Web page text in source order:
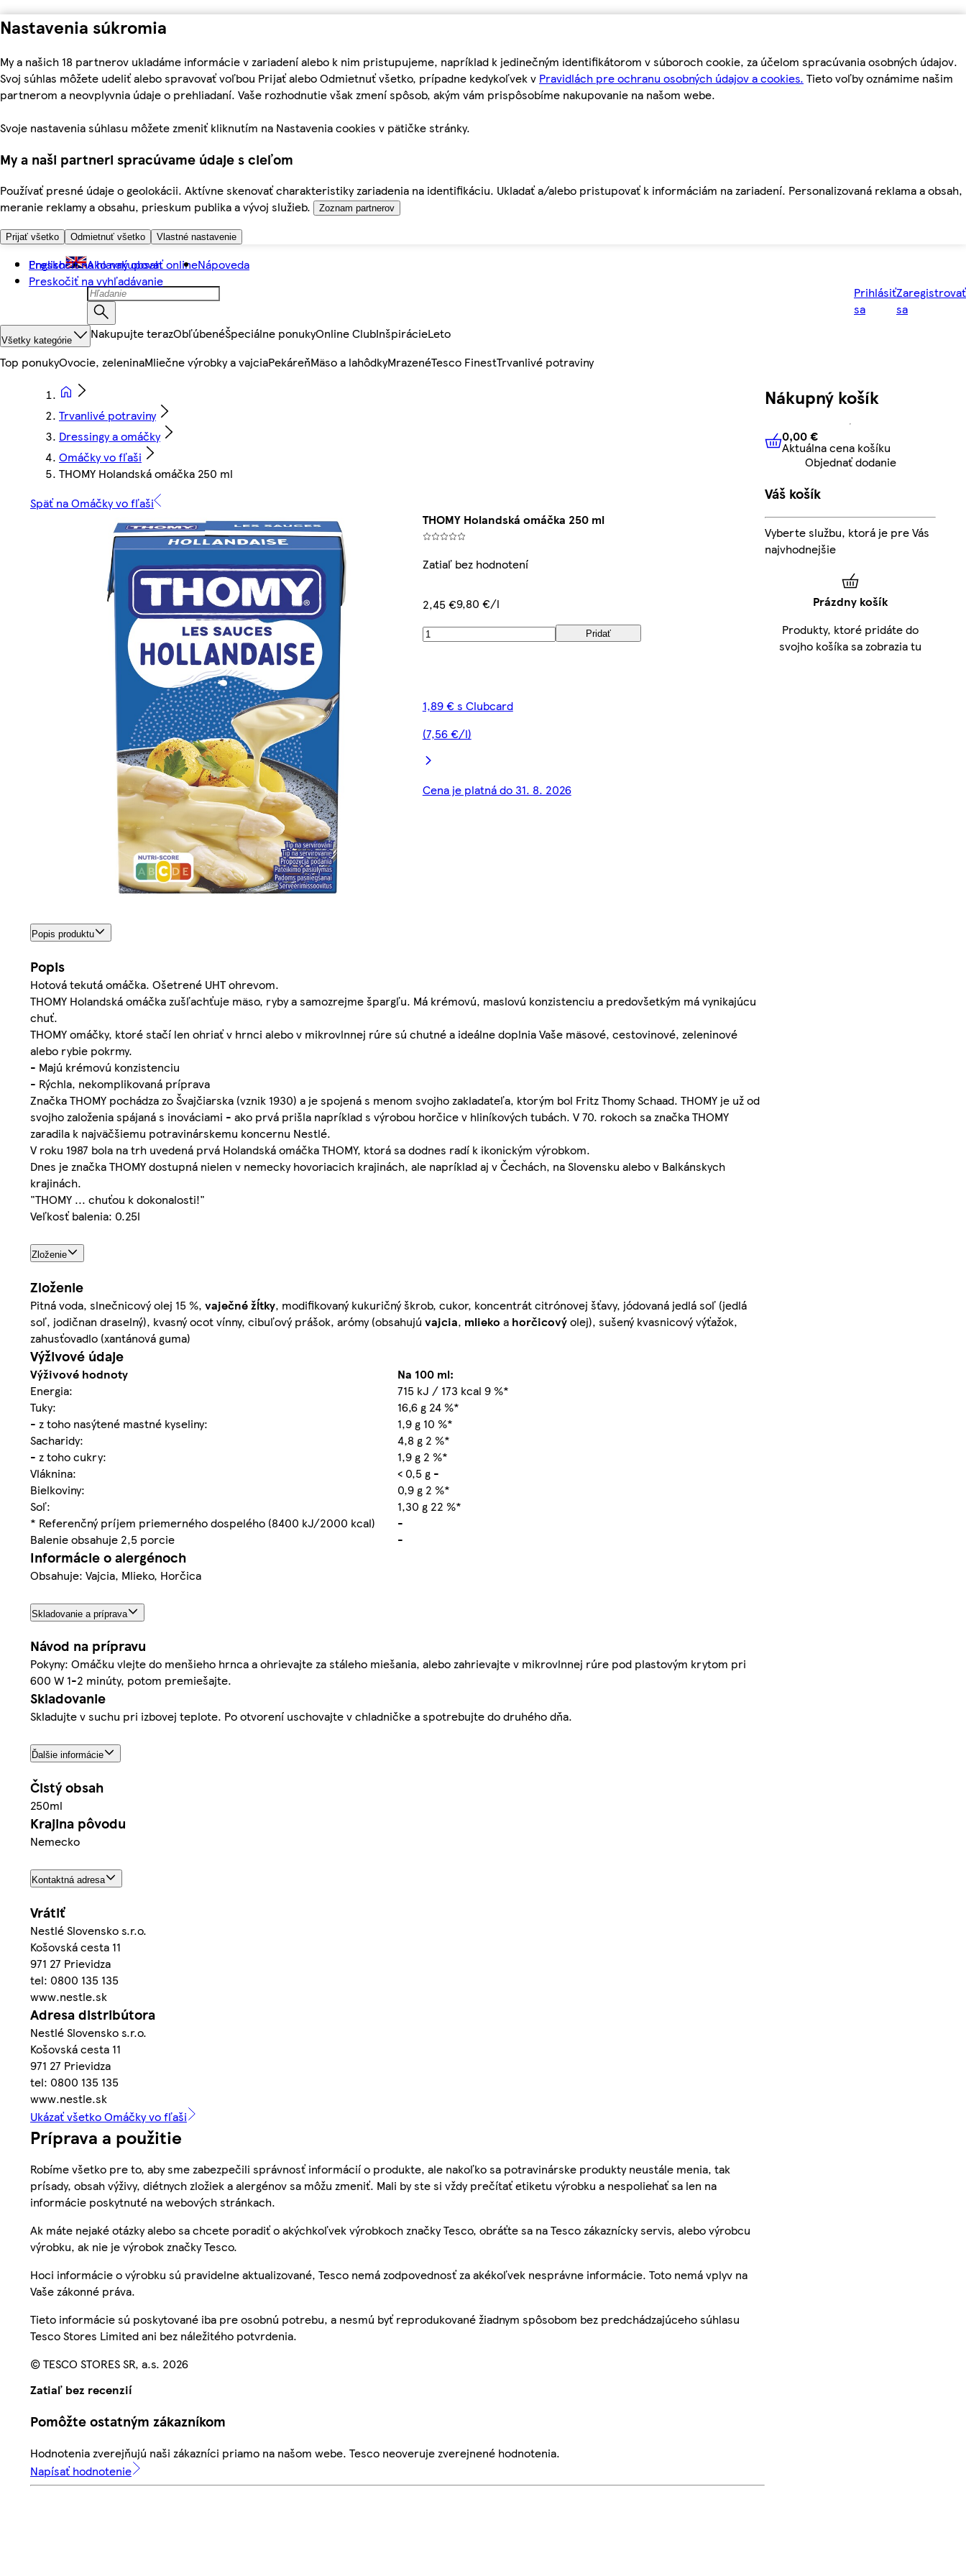
Nastavenia súkromia
My a našich 18 partnerov ukladáme informácie v zariadení alebo k nim pristupujeme, napríklad k jedinečným identifikátorom v súboroch cookie, za účelom spracúvania osobných údajov.
Svoj súhlas môžete udeliť alebo spravovať voľbou Prijať alebo Odmietnuť všetko, prípadne kedykoľvek v Pravidlách pre ochranu osobných údajov a cookies. Tieto voľby oznámime našim
partnerom a neovplyvnia údaje o prehliadaní. Vaše rozhodnutie však zmení spôsob, akým vám prispôsobíme nakupovanie na našom webe.
Svoje nastavenia súhlasu môžete zmeniť kliknutím na Nastavenia cookies v pätičke stránky.
My a naši partneri spracúvame údaje s cieľom
Používať presné údaje o geolokácii. Aktívne skenovať charakteristiky zariadenia na identifikáciu. Ukladať a/alebo pristupovať k informáciám na zariadení. Personalizovaná reklama a obsah,
meranie reklamy a obsahu, prieskum publika a vývoj služieb.
Zoznam partnerov
Prijať všetko Odmietnuť všetko Vlastné nastavenie
Preskočiť na hlavný obsah
Preskočiť na vyhľadávanie
English Ako nakupovať onlineNápoveda
Prihlásiť
sa
Zaregistrovať
sa
Všetky kategórie Nakupujte terazObľúbenéŠpeciálne ponukyOnline ClubInšpirácieLeto
Top ponukyOvocie, zeleninaMliečne výrobky a vajciaPekáreňMäso a lahôdkyMrazenéTesco FinestTrvanlivé potraviny
Trvanlivé potraviny
Dressingy a omáčky
Omáčky vo fľaši
THOMY Holandská omáčka 250 ml
Späť na Omáčky vo fľaši
THOMY Holandská omáčka 250 ml
Zatiaľ bez hodnotení
2,45 €9,80 €/l
Pridať
1,89 € s Clubcard
(7,56 €/l)
Cena je platná do 31. 8. 2026
Popis produktu
Popis
Hotová tekutá omáčka. Ošetrené UHT ohrevom.
THOMY Holandská omáčka zušľachťuje mäso, ryby a samozrejme špargľu. Má krémovú, maslovú konzistenciu a predovšetkým má vynikajúcu
chuť.
THOMY omáčky, ktoré stačí len ohriať v hrnci alebo v mikrovlnnej rúre sú chutné a ideálne doplnia Vaše mäsové, cestovinové, zeleninové
alebo rybie pokrmy.
- Majú krémovú konzistenciu
- Rýchla, nekomplikovaná príprava
Značka THOMY pochádza zo Švajčiarska (vznik 1930) a je spojená s menom svojho zakladateľa, ktorým bol Fritz Thomy Schaad. THOMY je už od
svojho založenia spájaná s inováciami - ako prvá prišla napríklad s výrobou horčice v hliníkových tubách. V 70. rokoch sa značka THOMY
zaradila k najväčšiemu potravinárskemu koncernu Nestlé.
V roku 1987 bola na trh uvedená prvá Holandská omáčka THOMY, ktorá sa dodnes radí k ikonickým výrobkom.
Dnes je značka THOMY dostupná nielen v nemecky hovoriacich krajinách, ale napríklad aj v Čechách, na Slovensku alebo v Balkánskych
krajinách.
"THOMY ... chuťou k dokonalosti!"
Veľkosť balenia: 0.25l
Zloženie
Zloženie
Pitná voda, slnečnicový olej 15 %, vaječnéžĺtky, modifikovaný kukuričný škrob, cukor, koncentrát citrónovej šťavy, jódovaná jedlá soľ (jedlá
soľ, jodičnan draselný), kvasný ocot vínny, cibuľový prášok, arómy (obsahujú vajcia, mlieko a horčicovýolej), sušený kvasnicový výťažok,
zahusťovadlo (xantánová guma)
Výživové údaje
Výživové hodnoty
Na 100 ml:
Energia:
715 kJ / 173 kcal 9 %*
Tuky:
16,6 g 24 %*
- z toho nasýtené mastné kyseliny:
1,9 g 10 %*
Sacharidy:
4,8 g 2 %*
- z toho cukry:
1,9 g 2 %*
Vláknina:
< 0,5 g -
Bielkoviny:
0,9 g 2 %*
Soľ:
1,30 g 22 %*
* Referenčný príjem priemerného dospelého (8400 kJ/2000 kcal)
-
Balenie obsahuje 2,5 porcie
-
Informácie o alergénoch
Obsahuje: Vajcia, Mlieko, Horčica
Skladovanie a príprava
Návod na prípravu
Pokyny: Omáčku vlejte do menšieho hrnca a ohrievajte za stáleho miešania, alebo zahrievajte v mikrovlnnej rúre pod plastovým krytom pri
600 W 1-2 minúty, potom premiešajte.
Skladovanie
Skladujte v suchu pri izbovej teplote. Po otvorení uschovajte v chladničke a spotrebujte do druhého dňa.
Ďalšie informácie
Čistý obsah
250ml
Krajina pôvodu
Nemecko
Kontaktná adresa
Vrátiť
Nestlé Slovensko s.r.o.
Košovská cesta 11
971 27 Prievidza
tel: 0800 135 135
www.nestle.sk
Adresa distribútora
Nestlé Slovensko s.r.o.
Košovská cesta 11
971 27 Prievidza
tel: 0800 135 135
www.nestle.sk
Ukázať všetko Omáčky vo fľaši
Príprava a použitie
Robíme všetko pre to, aby sme zabezpečili správnosť informácií o produkte, ale nakoľko sa potravinárske produkty neustále menia, tak
prísady, obsah výživy, diétnych zložiek a alergénov sa môžu zmeniť. Mali by ste si vždy prečítať etiketu výrobku a nespoliehať sa len na
informácie poskytnuté na webových stránkach.
Ak máte nejaké otázky alebo sa chcete poradiť o akýchkoľvek výrobkoch značky Tesco, obráťte sa na Tesco zákaznícky servis, alebo výrobcu
výrobku, ak nie je výrobok značky Tesco.
Hoci informácie o výrobku sú pravidelne aktualizované, Tesco nemá zodpovednosť za akékoľvek nesprávne informácie. Toto nemá vplyv na
Vaše zákonné práva.
Tieto informácie sú poskytované iba pre osobnú potrebu, a nesmú byť reprodukované žiadnym spôsobom bez predchádzajúceho súhlasu
Tesco Stores Limited ani bez náležitého potvrdenia.
© TESCO STORES SR, a.s. 2026
Zatiaľ bez recenzií
Pomôžte ostatným zákazníkom
Hodnotenia zverejňujú naši zákazníci priamo na našom webe. Tesco neoveruje zverejnené hodnotenia.
Napísať hodnotenie
Nákupný košík
0,00 € Aktuálna cena košíku
0,00 €
Aktuálna cena košíku
Objednať dodanie
Váš košík
Vyberte službu, ktorá je pre Vás
najvhodnejšie
Prázdny košík
Produkty, ktoré pridáte do
svojho košíka sa zobrazia tu